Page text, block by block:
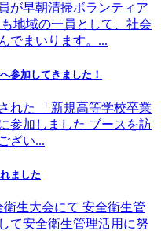
が早朝清掃ボランティア
地域の一員として、社会
でまいります。...
参加してきました！
れた 「新規高等学校卒業
参加しました ブースを訪
ざい...
ました
生大会にて 安全衛生管
て安全衛生管理活用に努